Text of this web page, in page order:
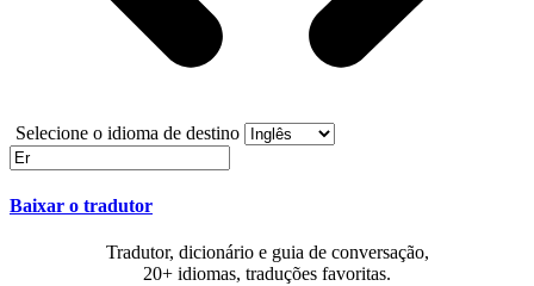
Selecione o idioma de destino
Baixar o tradutor
Tradutor, dicionário e guia de conversação,
20+ idiomas, traduções favoritas.